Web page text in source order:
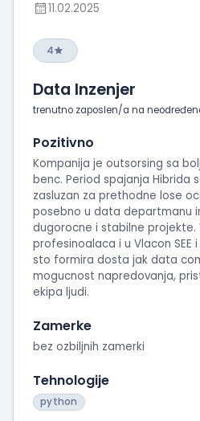
11.02.2025
4
Data Inzenjer
trenutno zaposlen/a na
Pozitivno
Kompanija je outsorsing sa
benc. Period spajanja Hibrida
zasluzan za prethodne lose
posebno u data departmanu
dugorocne i stabilne projekte.
profesinoalaca i u Vlacon SEE
sto formira dosta jak data
mogucnost napredovanja,
ekipa ljudi.
Zamerke
bez ozbiljnih zamerki
Tehnologije
python